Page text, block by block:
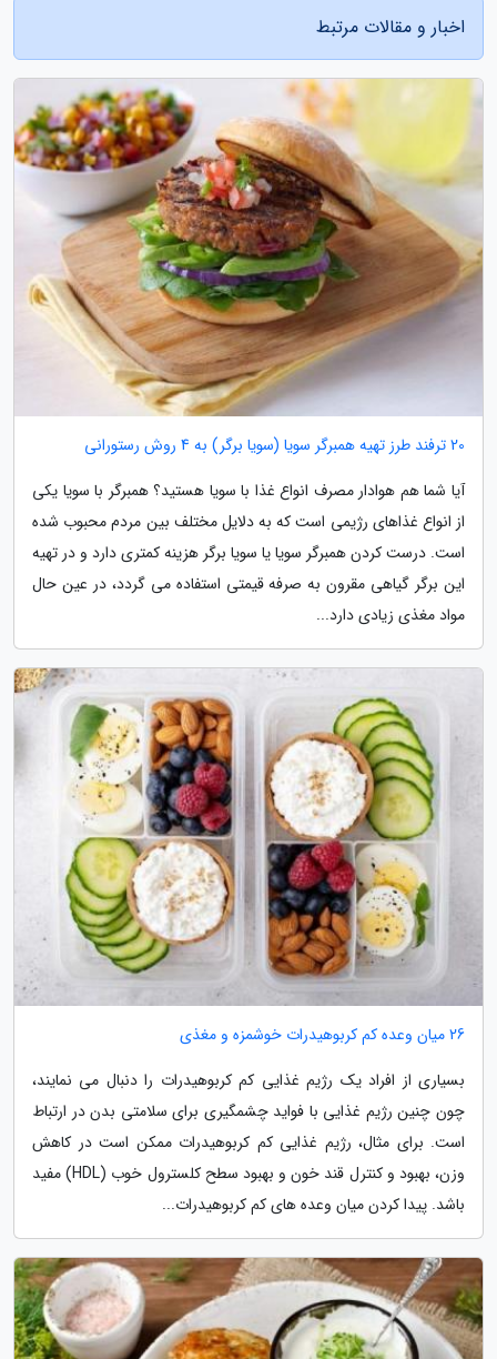
اخبار و مقالات مرتبط
20 ترفند طرز تهیه همبرگر سویا (سویا برگر) به 4 روش رستورانی
آیا شما هم هوادار مصرف انواع غذا با سویا هستید؟ همبرگر با سویا یکی
از انواع غذاهای رژیمی است که به دلایل مختلف بین مردم محبوب شده
است. درست کردن همبرگر سویا یا سویا برگر هزینه کمتری دارد و در تهیه
این برگر گیاهی مقرون به صرفه قیمتی استفاده می گردد، در عین حال
مواد مغذی زیادی دارد...
26 میان وعده کم کربوهیدرات خوشمزه و مغذی
بسیاری از افراد یک رژیم غذایی کم کربوهیدرات را دنبال می نمایند،
چون چنین رژیم غذایی با فواید چشمگیری برای سلامتی بدن در ارتباط
است. برای مثال، رژیم غذایی کم کربوهیدرات ممکن است در کاهش
وزن، بهبود و کنترل قند خون و بهبود سطح کلسترول خوب (HDL) مفید
باشد. پیدا کردن میان وعده های کم کربوهیدرات...